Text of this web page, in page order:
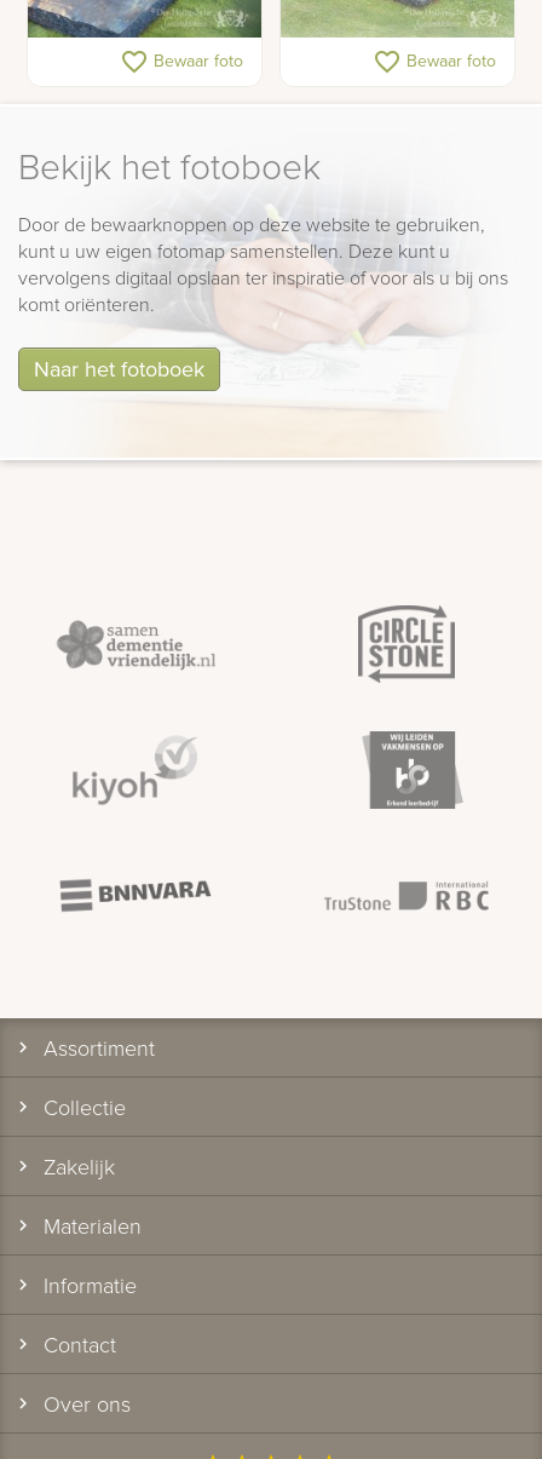
Grafzerk met silhouet
van cortenstaal
favorite_border Bewaar foto
Urnenmonument met
bronzen kunstwerk
favorite_border Bewaar foto
Bekijk het fotoboek
Door de bewaarknoppen op deze website te gebruiken,
kunt u uw eigen fotomap samenstellen. Deze kunt u
vervolgens digitaal opslaan ter inspiratie of voor als u bij ons
komt oriënteren.
Naar het fotoboek
Assortiment
Collectie
Zakelijk
Materialen
Informatie
Contact
Over ons